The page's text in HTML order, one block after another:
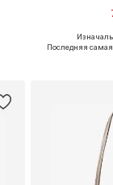
Последняя